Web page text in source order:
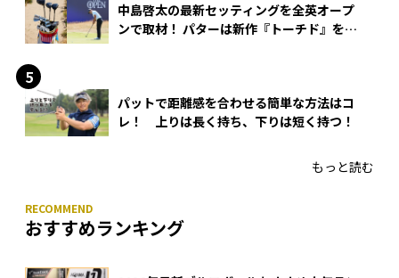
中島啓太の最新セッティングを全英オープ
ンで取材！ パターは新作『トーチド』を投
パットで距離感を合わせる簡単な方法はコ
レ！ 上りは長く持ち、下りは短く持つ！
もっと読む
おすすめランキング